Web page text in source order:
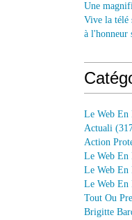
Une
Vive la télé
à l'honneur
Le Web En
Actuali
Action
Le Web En
Le Web En
Le Web En
Tout Ou
Brigitte